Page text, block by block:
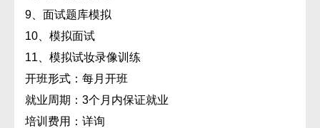
9、面试题库模拟
10、模拟面试
11、模拟试妆录像训练
开班形式：每月开班
就业周期：3个月内保证就业
培训费用：详询